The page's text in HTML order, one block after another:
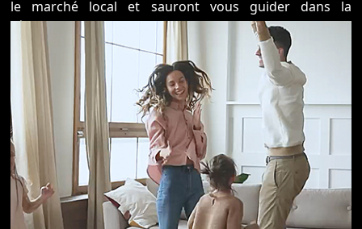
le marché local et sauront vous guider dans la
réalisation
votre projet. Nous nous engageons à vous apporter un
suivi
de qualité, de la réactivité et de l’honnêteté pour que
votre projet devienne réalité